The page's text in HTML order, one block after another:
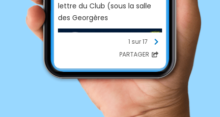
lettre du Club (sous la salle
des Georgères
1 sur 17
PARTAGER